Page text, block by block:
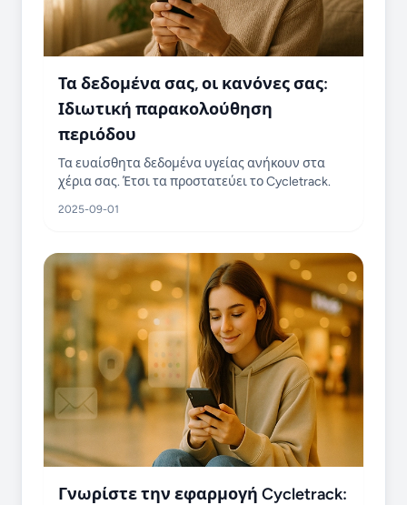
Τα δεδομένα σας, οι κανόνες σας:
Ιδιωτική παρακολούθηση
περιόδου
Τα ευαίσθητα δεδομένα υγείας ανήκουν στα
χέρια σας. Έτσι τα προστατεύει το Cycletrack.
2025-09-01
Γνωρίστε την εφαρμογή Cycletrack: